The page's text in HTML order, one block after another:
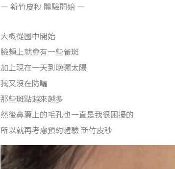
— 新竹皮秒 體驗開始 —
大概從國中開始
臉頰上就會有一些雀斑
加上現在一天到晚曬太陽
我又沒在防曬
那些斑點越來越多
然後鼻翼上的毛孔也一直是我很困擾的
所以就再考慮預約體驗 新竹皮秒